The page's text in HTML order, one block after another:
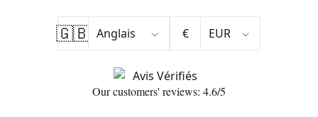
🇬🇧 €
Our customers' reviews: 4.6/5